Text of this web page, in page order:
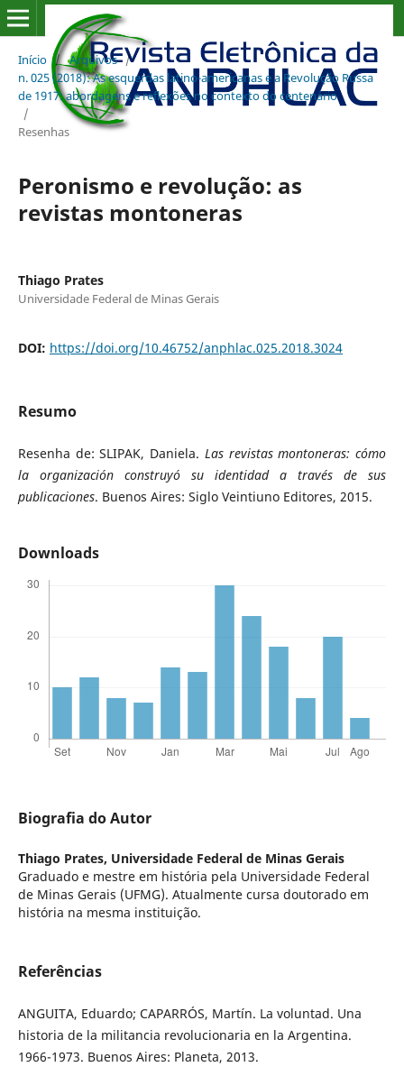
Início / Arquivos /
n. 025 (2018): As esquerdas latino-americanas e a Revolução Russa
de 1917: abordagens e reflexões no contexto do centenário
/
Resenhas
Peronismo e revolução: as
revistas montoneras
Thiago Prates
Universidade Federal de Minas Gerais
DOI: https://doi.org/10.46752/anphlac.025.2018.3024
Resumo
Resenha de: SLIPAK, Daniela. Las revistas montoneras: cómo
la organización construyó su identidad a través de sus
publicaciones. Buenos Aires: Siglo Veintiuno Editores, 2015.
Downloads
Biografia do Autor
Thiago Prates, Universidade Federal de Minas Gerais
Graduado e mestre em história pela Universidade Federal
de Minas Gerais (UFMG). Atualmente cursa doutorado em
história na mesma instituição.
Referências
ANGUITA, Eduardo; CAPARRÓS, Martín. La voluntad. Una
historia de la militancia revolucionaria en la Argentina.
1966-1973. Buenos Aires: Planeta, 2013.